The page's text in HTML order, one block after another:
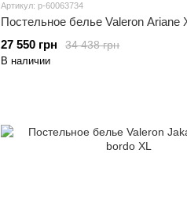
Артикул: p-60063734
Постельное белье Valeron Ariane
34 438 грн
27 550 грн
В наличии